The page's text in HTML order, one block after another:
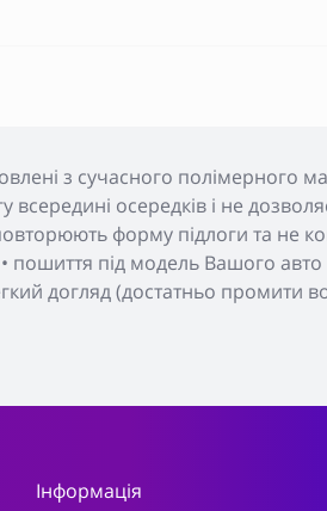
з сучасного полімерного
осередків і не
форму підлоги та не
під модель Вашого авто
догляд (достатньо промити
Інформація